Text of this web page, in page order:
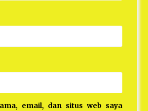
email, dan situs web saya